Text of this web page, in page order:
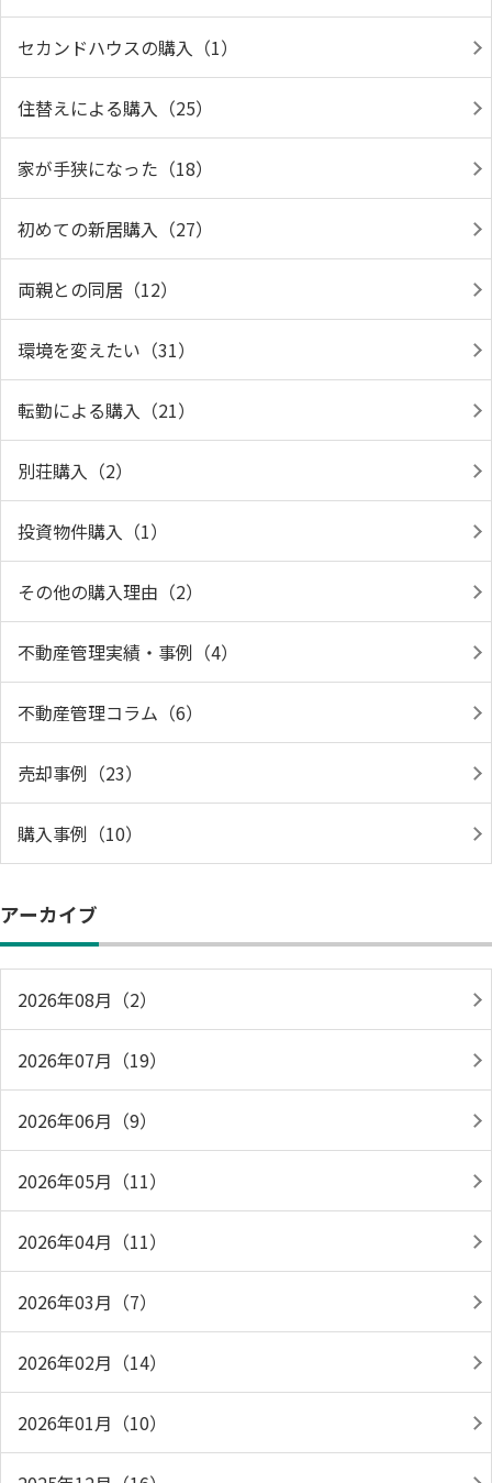
セカンドハウスの購入（1）
住替えによる購入（25）
家が手狭になった（18）
初めての新居購入（27）
両親との同居（12）
環境を変えたい（31）
転勤による購入（21）
別荘購入（2）
投資物件購入（1）
その他の購入理由（2）
不動産管理実績・事例（4）
不動産管理コラム（6）
売却事例（23）
購入事例（10）
アーカイブ
2026年08月（2）
2026年07月（19）
2026年06月（9）
2026年05月（11）
2026年04月（11）
2026年03月（7）
2026年02月（14）
2026年01月（10）